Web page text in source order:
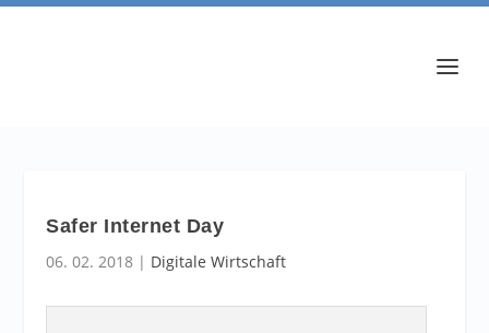
Safer Internet Day
06. 02. 2018 | Digitale Wirtschaft